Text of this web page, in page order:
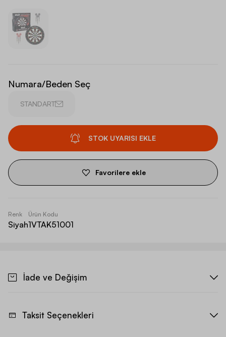
Numara/Beden Seç
STANDART
STOK UYARISI EKLE
Favorilere ekle
Renk
Siyah
Ürün Kodu
1VTAK51001
İade ve Değişim
Taksit Seçenekleri